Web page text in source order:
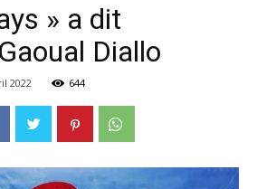
» a dit
Diallo
2022 644